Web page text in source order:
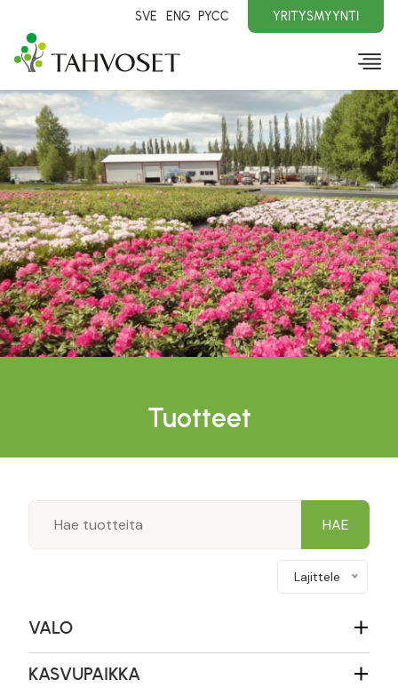
SVE ENG PYCC YRITYSMYYNTI
Tuotteet
Lajittele
VALO
KASVUPAIKKA